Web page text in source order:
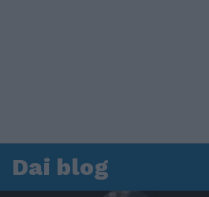
Dai blog